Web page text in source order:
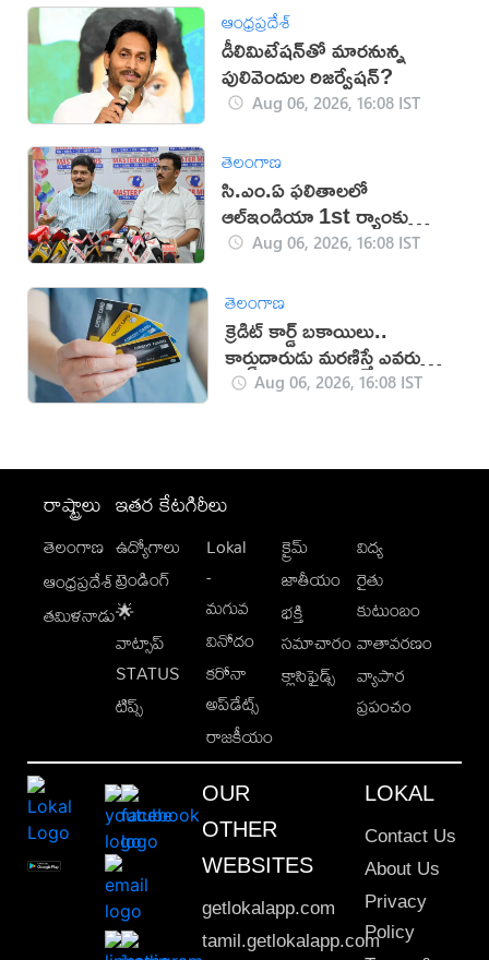
ఆంధ్రప్రదేశ్
డీలిమిటేషన్‌తో మారనున్న
పులివెందుల రిజర్వేషన్?
Aug 06, 2026, 16:08 IST
తెలంగాణ
సి.ఎం.ఏ ఫలితాలలో
ఆల్ఇండియా 1st ర్యాంకు
సాధించిన మాస్టర్‌మైండ్స్
Aug 06, 2026, 16:08 IST
తెలంగాణ
క్రెడిట్ కార్డ్ బకాయిలు..
కార్డుదారుడు మరణిస్తే ఎవరు
చెల్లిస్తారు?
Aug 06, 2026, 16:08 IST
రాష్ట్రాలు
తెలంగాణ
ఆంధ్రప్రదేశ్
తమిళనాడు
ఇతర కేటగిరీలు
ఉద్యోగాలు
ట్రెండింగ్
🌟
వాట్సాప్
STATUS
టిప్స్
Lokal
-
మగువ
వినోదం
కరోనా
అప్‌డేట్స్
రాజకీయం
క్రైమ్
జాతీయం
భక్తి
సమాచారం
క్లాసిఫైడ్స్
విద్య
రైతు
కుటుంబం
వాతావరణం
వ్యాపార
ప్రపంచం
OUR
OTHER
WEBSITES
getlokalapp.com
tamil.getlokalapp.com
LOKAL
Contact Us
About Us
Privacy
Policy